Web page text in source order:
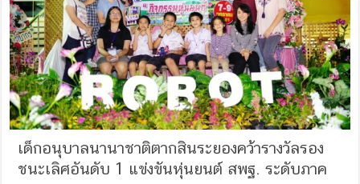
เด็กอนุบาลนานาชาติตากสินระยองคว้ารางวัลรอง
ชนะเลิศอันดับ 1 แข่งขันหุ่นยนต์ สพฐ. ระดับภาค